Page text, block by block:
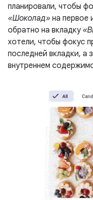
планировали, чтобы
«Шоколад» на первое
обратно на вкладку
хотели, чтобы фокус
последней вкладки, а
внутреннем